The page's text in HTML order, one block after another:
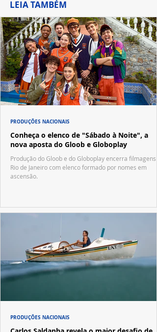
LEIA TAMBÉM
Conheça o elenco de "Sábado à Noite", a
nova aposta do Gloob e Globoplay
Produção do Gloob e do Globoplay encerra filmagens
Rio de Janeiro com elenco formado por nomes em
ascensão.
PRODUÇÕES NACIONAIS
PRODUÇÕES NACIONAIS